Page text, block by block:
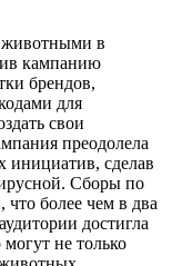
в
кампанию
брендов,
для
свои
преодолела
инициатив, сделав
Сборы по
более чем в два
достигла
не только